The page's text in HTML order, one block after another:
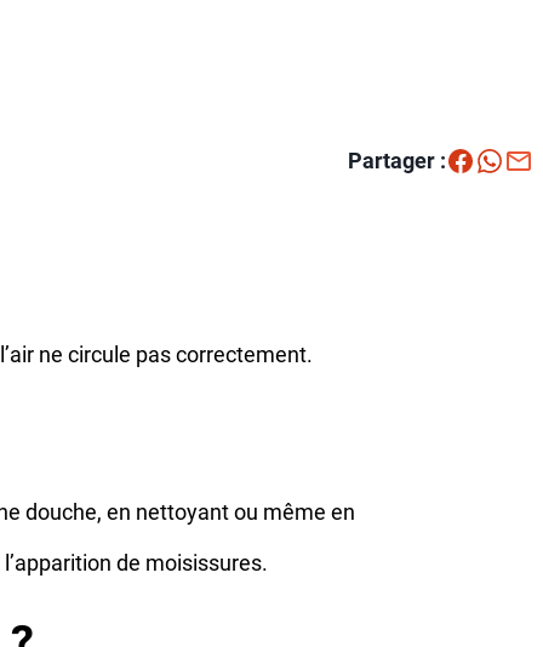
Partager :
ne circule pas correctement.
douche, en nettoyant ou même en
de moisissures.